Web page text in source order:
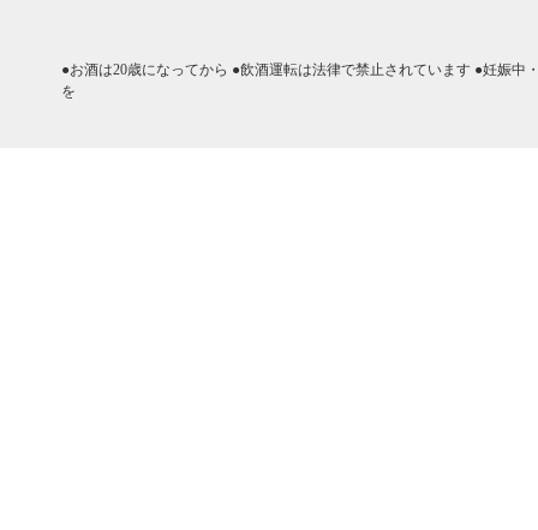
●お酒は20歳になってから ●飲酒運転は法律で禁止されています ●妊娠
を